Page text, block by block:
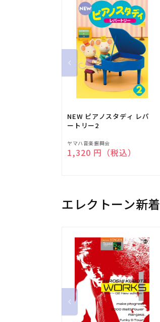
NEW ピアノスタディ レパ
ートリー2
販
売
ヤマハ音楽振興会
通常価格
1,320 円（税込）
エレクトーン新着